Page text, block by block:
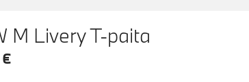
BMW M Livery T-paita